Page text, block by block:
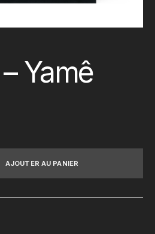
Yamê
AJOUTER AU PANIER